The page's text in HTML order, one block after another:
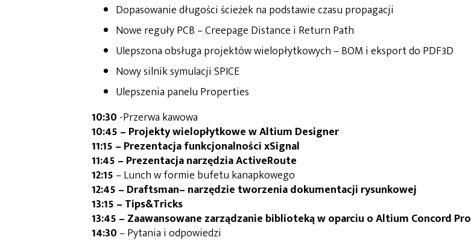
Dopasowanie długości ścieżek na podstawie czasu propagacji
Nowe reguły PCB – Creepage Distance i Return Path
Ulepszona obsługa projektów wielopłytkowych – BOM i eksport do PDF3D
Nowy silnik symulacji SPICE
Ulepszenia panelu Properties
10:30 -Przerwa kawowa
10:45 – Projekty wielopłytkowe w Altium Designer
11:15 – Prezentacja funkcjonalności xSignal
11:45 – Prezentacja narzędzia ActiveRoute
12:15 – Lunch w formie bufetu kanapkowego
12:45 – Draftsman– narzędzie tworzenia dokumentacji rysunkowej
13:15 – Tips&Tricks
13:45 – Zaawansowane zarządzanie biblioteką w oparciu o Altium Concord Pro
14:30 – Pytania i odpowiedzi